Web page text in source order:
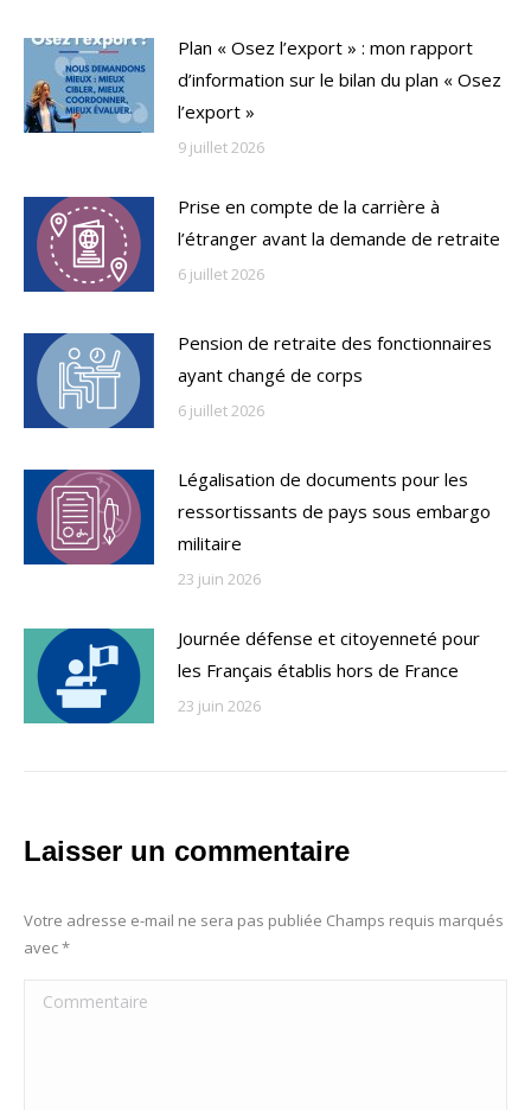
Plan « Osez l’export » : mon rapport
d’information sur le bilan du plan « Osez
l’export »
9 juillet 2026
Prise en compte de la carrière à
l’étranger avant la demande de retraite
6 juillet 2026
Pension de retraite des fonctionnaires
ayant changé de corps
6 juillet 2026
Légalisation de documents pour les
ressortissants de pays sous embargo
militaire
23 juin 2026
Journée défense et citoyenneté pour
les Français établis hors de France
23 juin 2026
Laisser un commentaire
Votre adresse e-mail ne sera pas publiée Champs requis marqués
avec*
Commentaire